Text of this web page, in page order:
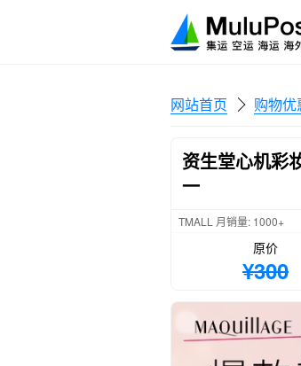
网站首页 购物优
资生堂心机彩
一
TMALL 月销量: 1000+
原价
¥300